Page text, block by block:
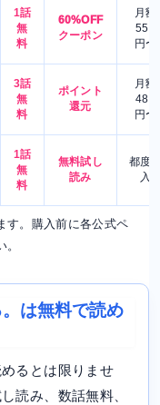
1話
無
料
60%OFF
クーポン
月額
550
円〜
3話
無
料
ポイント
還元
月額
480
円〜
1話
無
料
無料試し
読み
都度
入
す。購入前に各公式ペ
は無料で読め
るとは限りませ
読み、数話無料、